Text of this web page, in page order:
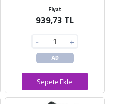
Fiyat
939,73 TL
- +
AD
Sepete Ekle